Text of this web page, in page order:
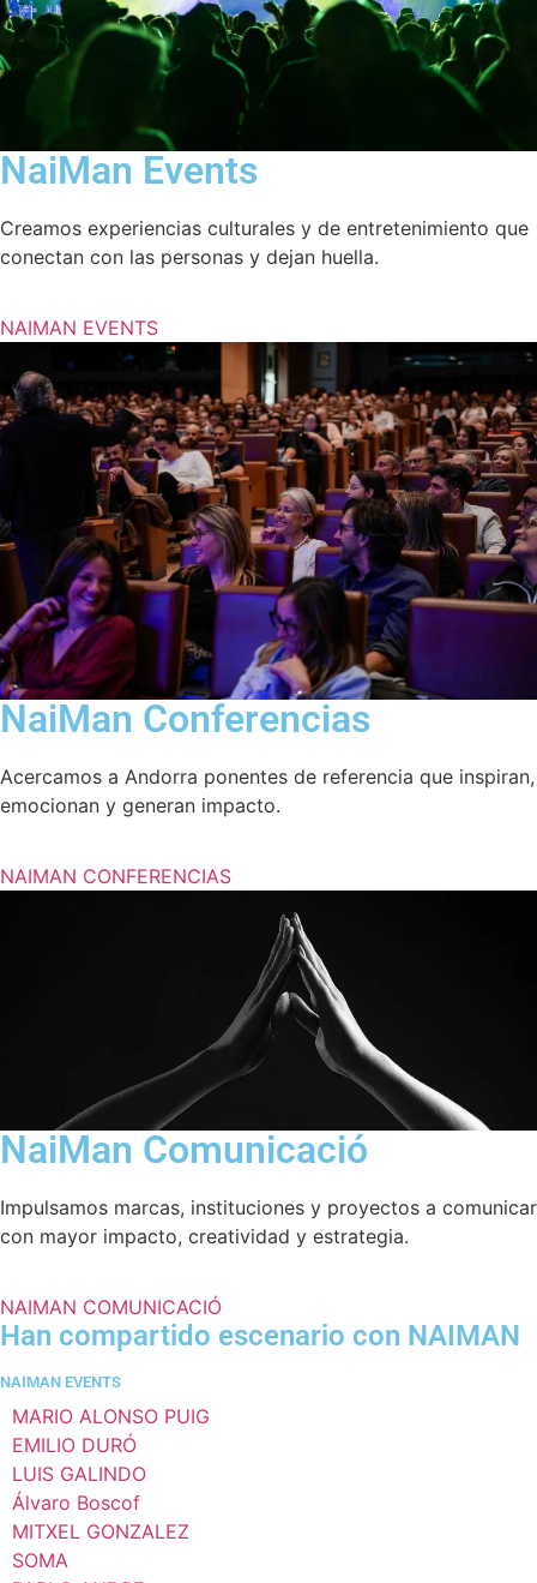
NaiMan Events
Creamos experiencias culturales y de entretenimiento que
conectan con las personas y dejan huella.
NAIMAN EVENTS
NaiMan Conferencias
Acercamos a Andorra ponentes de referencia que inspiran,
emocionan y generan impacto.
NAIMAN CONFERENCIAS
NaiMan Comunicació
Impulsamos marcas, instituciones y proyectos a comunicar
con mayor impacto, creatividad y estrategia.
NAIMAN COMUNICACIÓ
Han compartido escenario con NAIMAN
NAIMAN EVENTS
MARIO ALONSO PUIG
EMILIO DURÓ
LUIS GALINDO
Álvaro Boscof
MITXEL GONZALEZ
SOMA